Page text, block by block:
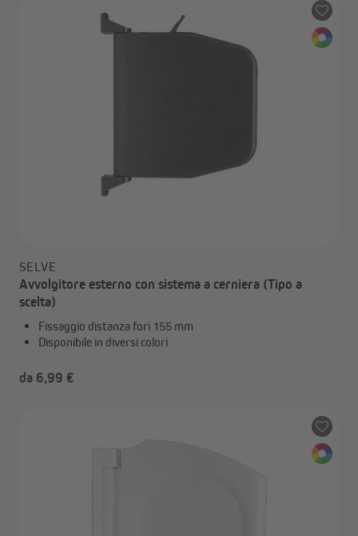
SELVE
Avvolgitore esterno con sistema a cerniera (Tipo a
scelta)
Fissaggio distanza fori 155 mm
Disponibile in diversi colori
da 6,99 €